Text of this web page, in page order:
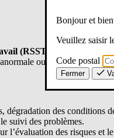
(RSST)
est un
ou susceptible de
dégradation des conditions
suivi des problèmes.
l’évaluation des risques et
Bonjour et
Veuillez saisir
Code postal
Fermer